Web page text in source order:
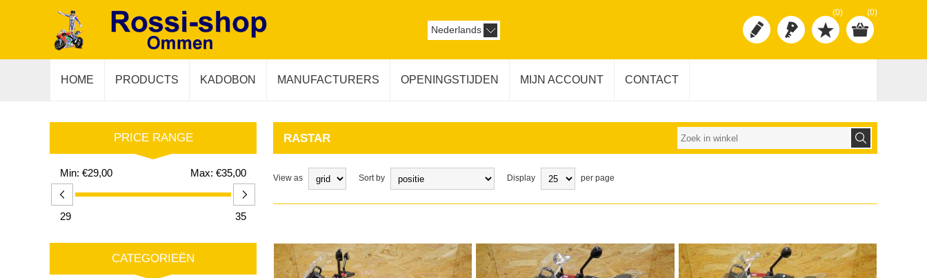
(0) (0)
Nederlands
HOME PRODUCTS KADOBON MANUFACTURERS OPENINGSTIJDEN MIJN ACCOUNT CONTACT
RASTAR
View as Sort by Display per page
PRICE RANGE
Min: €29,00 Max: €35,00
29 35
CATEGORIEËN